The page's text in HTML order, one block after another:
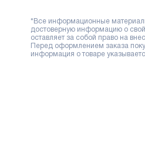
*Все информационные
достоверную информацию о
оставляет за собой право на
Перед оформлением заказа
информация о товаре